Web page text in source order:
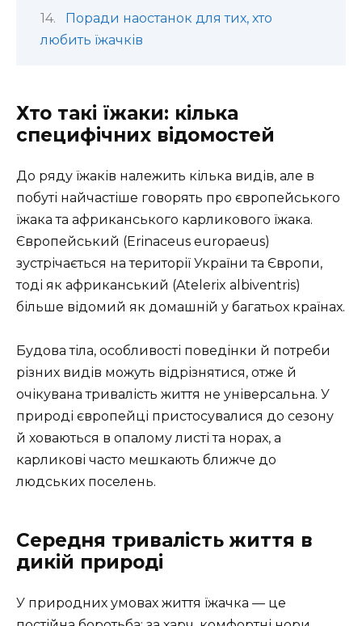
Поради наостанок для тих, хто
любить їжачків
Хто такі їжаки: кілька
специфічних відомостей
До ряду їжаків належить кілька видів, але в
побуті найчастіше говорять про європейського
їжака та африканського карликового їжака.
Європейський (Erinaceus europaeus)
зустрічається на території України та Європи,
тоді як африканський (Atelerix albiventris)
більше відомий як домашній у багатьох країнах.
Будова тіла, особливості поведінки й потреби
різних видів можуть відрізнятися, отже й
очікувана тривалість життя не універсальна. У
природі європейці пристосувалися до сезону
й ховаються в опалому листі та норах, а
карликові часто мешкають ближче до
людських поселень.
Середня тривалість життя в
дикій природі
У природних умовах життя їжачка — це